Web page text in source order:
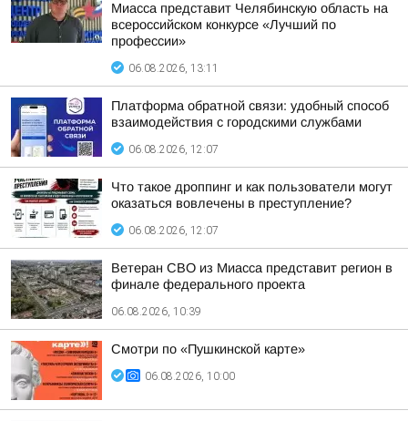
Миасса представит Челябинскую область на
всероссийском конкурсе «Лучший по
профессии»
06.08.2026, 13:11
Платформа обратной связи: удобный способ
взаимодействия с городскими службами
06.08.2026, 12:07
Что такое дроппинг и как пользователи могут
оказаться вовлечены в преступление?
06.08.2026, 12:07
Ветеран СВО из Миасса представит регион в
финале федерального проекта
06.08.2026, 10:39
Смотри по «Пушкинской карте»
06.08.2026, 10:00